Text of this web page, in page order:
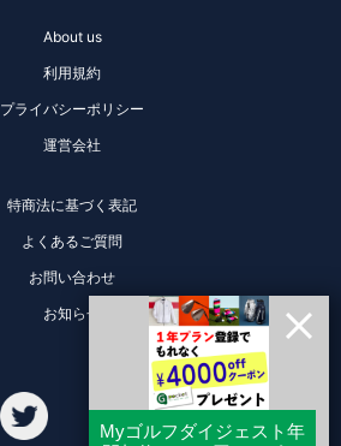
About us
利用規約
プライバシーポリシー
運営会社
特商法に基づく表記
よくあるご質問
お問い合わせ
お知らせ